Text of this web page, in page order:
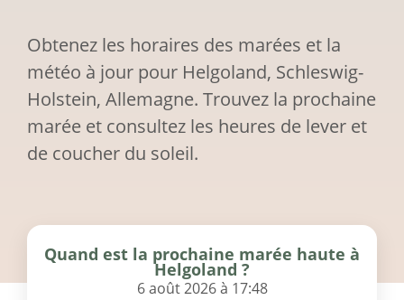
Obtenez les horaires des marées et la
météo à jour pour Helgoland, Schleswig-
Holstein, Allemagne. Trouvez la prochaine
marée et consultez les heures de lever et
de coucher du soleil.
Quand est la prochaine marée haute à
Helgoland ?
6 août 2026 à 17:48